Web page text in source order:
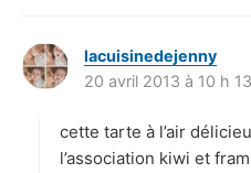
lacuisinedejenny
:
20 avril 2013 à 10 h
cette tarte à l’air
l’association kiwi et